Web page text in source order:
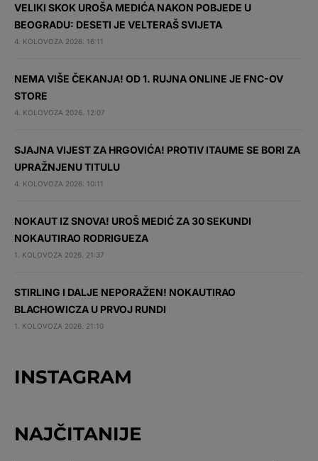
VELIKI SKOK UROŠA MEDIĆA NAKON POBJEDE U
BEOGRADU: DESETI JE VELTERAŠ SVIJETA
4. KOLOVOZA 2026. 16:11
NEMA VIŠE ČEKANJA! OD 1. RUJNA ONLINE JE FNC-OV
STORE
4. KOLOVOZA 2026. 12:07
SJAJNA VIJEST ZA HRGOVIĆA! PROTIV ITAUME SE BORI ZA
UPRAŽNJENU TITULU
4. KOLOVOZA 2026. 10:11
NOKAUT IZ SNOVA! UROŠ MEDIĆ ZA 30 SEKUNDI
NOKAUTIRAO RODRIGUEZA
1. KOLOVOZA 2026. 21:37
STIRLING I DALJE NEPORAŽEN! NOKAUTIRAO
BLACHOWICZA U PRVOJ RUNDI
1. KOLOVOZA 2026. 21:10
INSTAGRAM
NAJČITANIJE